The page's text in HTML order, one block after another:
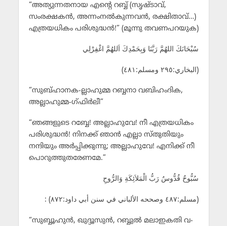
“അത്യുന്നതനായ എന്റെ റബ്ബ് (സൃഷ്ടാവ്,
സംരക്ഷകന്‍, അന്നംനല്‍കുന്നവന്‍, രക്ഷിതാവ്‌…)
എത്രയധികം പരിശുദ്ധന്‍!” (മൂന്നു തവണപറയുക)
سُبْحَانَكَ اللهُمَّ رَبَّنَا وَبِحَمْدِكَ اَللهُمَّ اغْفِرْلِي
(البخاري:٢٩٥ ومسلم:٤٨١)
“സുബ്ഹാനക-ല്ലാഹുമ്മ റബ്ബനാ വബിഹംദിക,
അല്ലാഹുമ്മ-ഗ്ഫിര്‍ലീ”
“ഞങ്ങളുടെ റബ്ബേ! അല്ലാഹുവേ! നീ എത്രയധികം
പരിശുദ്ധന്‍! നിനക്ക് ഞാന്‍ എല്ലാ സ്തുതിയും
നന്ദിയും അര്‍പ്പിക്കുന്നു; അല്ലാഹുവേ! എനിക്ക് നീ
പൊറുത്തുതരേണമേ.”
سُبُّوحٌ قُدُّوسٌ رَبُّ الْمَلاَئِكَةِ وَالرُّوحِ
: (مسلم:٤٨٧ وصححه الألباني في سنن أبي داود:٨٧٢)
“സുബ്ബൂഹുന്‍, ഖുദ്ദൂസുന്‍, റബ്ബുല്‍ മലാഇകതി വ-